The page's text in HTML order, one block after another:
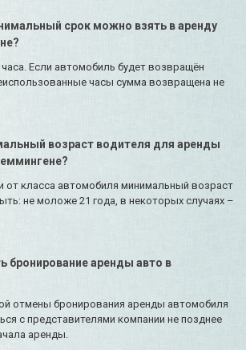
срок можно взять в аренду
часа. Если автомобиль будет возвращён
часы сумма возвращена не
возраст водителя для аренды
от класса автомобиля минимальный возраст
не моложе 21 года, в некоторых случаях –
бронирование аренды авто в
отмены бронирования аренды автомобиля
с представителями компании не позднее
аренды.